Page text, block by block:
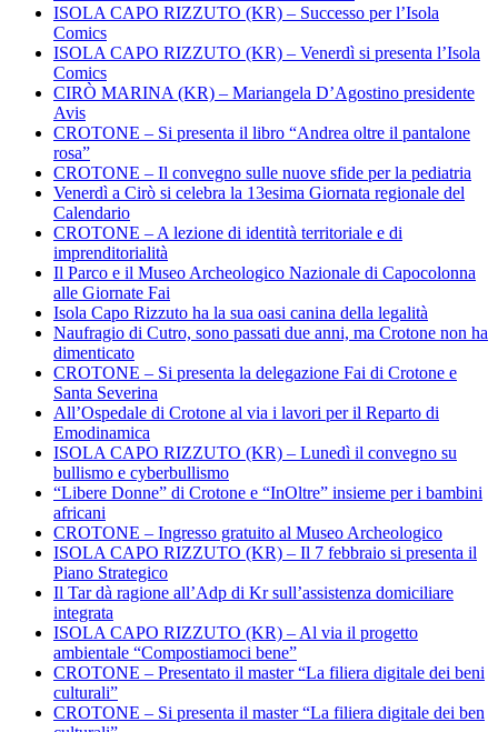
ISOLA CAPO RIZZUTO (KR) – Successo per l’Isola
Comics
ISOLA CAPO RIZZUTO (KR) – Venerdì si presenta l’Isola
Comics
CIRÒ MARINA (KR) – Mariangela D’Agostino presidente
Avis
CROTONE – Si presenta il libro “Andrea oltre il pantalone
rosa”
CROTONE – Il convegno sulle nuove sfide per la pediatria
Venerdì a Cirò si celebra la 13esima Giornata regionale del
Calendario
CROTONE – A lezione di identità territoriale e di
imprenditorialità
Il Parco e il Museo Archeologico Nazionale di Capocolonna
alle Giornate Fai
Isola Capo Rizzuto ha la sua oasi canina della legalità
Naufragio di Cutro, sono passati due anni, ma Crotone non ha
dimenticato
CROTONE – Si presenta la delegazione Fai di Crotone e
Santa Severina
All’Ospedale di Crotone al via i lavori per il Reparto di
Emodinamica
ISOLA CAPO RIZZUTO (KR) – Lunedì il convegno su
bullismo e cyberbullismo
“Libere Donne” di Crotone e “InOltre” insieme per i bambini
africani
CROTONE – Ingresso gratuito al Museo Archeologico
ISOLA CAPO RIZZUTO (KR) – Il 7 febbraio si presenta il
Piano Strategico
Il Tar dà ragione all’Adp di Kr sull’assistenza domiciliare
integrata
ISOLA CAPO RIZZUTO (KR) – Al via il progetto
ambientale “Compostiamoci bene”
CROTONE – Presentato il master “La filiera digitale dei beni
culturali”
CROTONE – Si presenta il master “La filiera digitale dei ben